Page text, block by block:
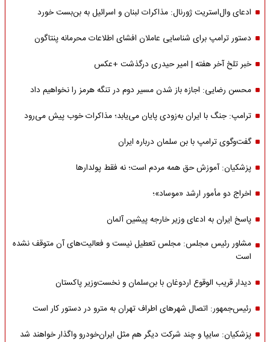
ادعای وال‌استریت ژورنال: مذاکرات لبنان و اسرائیل به بن‌بست خورد
دستور ترامپ برای شناسایی عاملان افشای اطلاعات محرمانه پنتاگون
خبر تلخ آخر هفته | امیر حیدری درگذشت +عکس
محسن رضایی: اجازه باز شدن مسیر دوم در تنگه هرمز را نخواهیم داد
ترامپ: جنگ با ایران به‌زودی پایان می‌یابد؛ مذاکرات خوب پیش می‌رود
گفت‌وگوی ترامپ با بن سلمان درباره ایران
پزشکیان: آموزش حق همه مردم است؛ نه فقط پولدارها
اخراج دو مأمور ارشد «موساد»؛
پاسخ ایران به ادعای وزیر خارجه پیشین آلمان
مشاور رئیس مجلس: مجلس تعطیل نیست و فعالیت‌های آن متوقف نشده
است
دیدار قریب الوقوع اردوغان با بن‌سلمان و نخست‌وزیر پاکستان
رئیس‌جمهور: اتصال شهرهای اطراف تهران به مترو در دستور کار است
پزشکیان: سایپا و چند شرکت دیگر هم مثل ایران‌خودرو واگذار خواهند شد